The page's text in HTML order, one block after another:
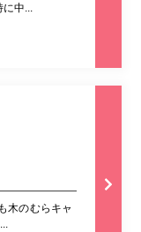
中...
木のむらキャ